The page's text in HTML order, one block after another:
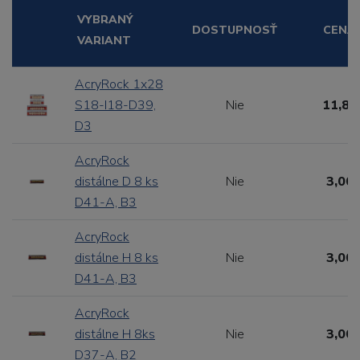
VYBRANÝ
VARIANT
DOSTUPNOSŤ CENA
AcryRock 1x28
S18-I18-D39,
D3
Nie
AcryRock
distálne D 8 ks
D41-A, B3
Nie 3,00
AcryRock
distálne H 8 ks
D41-A, B3
Nie 3,00
AcryRock
distálne H 8ks
D37-A, B2
Nie 3,00